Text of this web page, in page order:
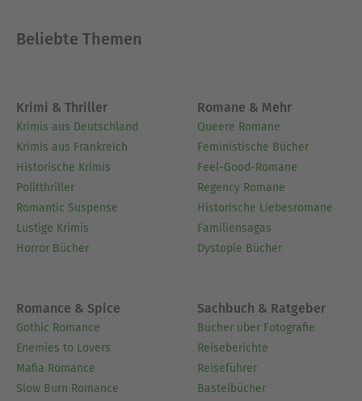
Beliebte Themen
Krimi & Thriller
Krimis aus Deutschland
Krimis aus Frankreich
Historische Krimis
Politthriller
Romantic Suspense
Lustige Krimis
Horror Bücher
Romane & Mehr
Queere Romane
Feministische Bücher
Feel-Good-Romane
Regency Romane
Historische Liebesromane
Familiensagas
Dystopie Bücher
Romance & Spice
Gothic Romance
Enemies to Lovers
Mafia Romance
Slow Burn Romance
Sachbuch & Ratgeber
Bücher über Fotografie
Reiseberichte
Reiseführer
Bastelbücher